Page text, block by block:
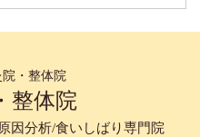
院・整体院
整体院
析/食いしばり専門院